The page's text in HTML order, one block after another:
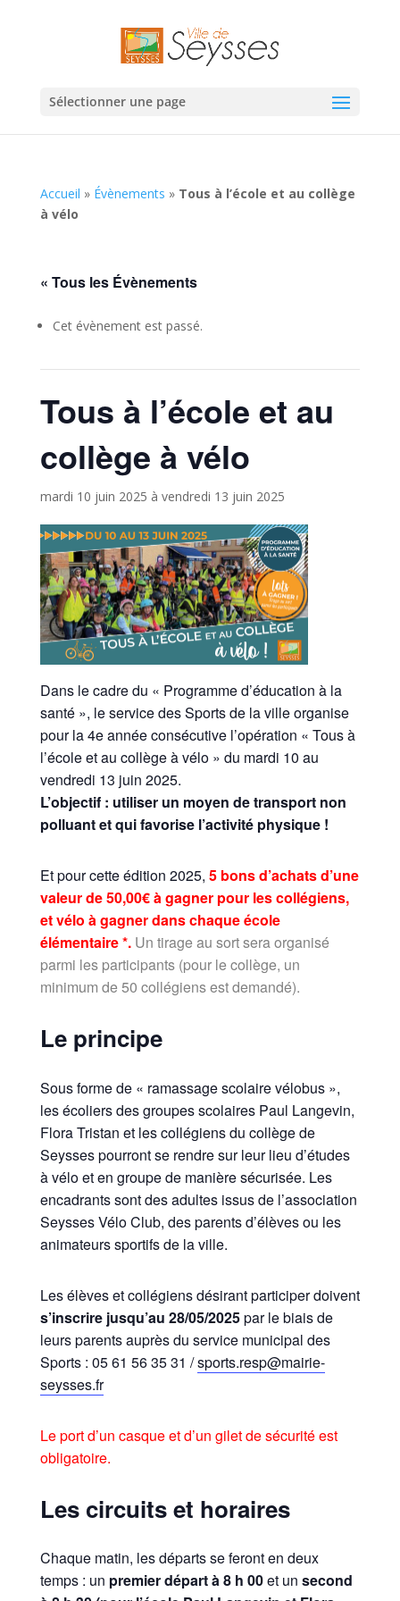
Sélectionner une page
Accueil » Évènements » Tous à l’école et au collège
à vélo
« Tous les Évènements
Cet évènement est passé.
Tous à l’école et au
collège à vélo
mardi 10 juin 2025 à vendredi 13 juin 2025
Dans le cadre du « Programme d’éducation à la
santé », le service des Sports de la ville organise
pour la 4e année consécutive l’opération « Tous à
l’école et au collège à vélo » du mardi 10 au
vendredi 13 juin 2025.
L’objectif : utiliser un moyen de transport non
polluant et qui favorise l’activité physique !
Et pour cette édition 2025, 5 bons d’achats d’une
valeur de 50,00€ à gagner pour les collégiens,
et vélo à gagner dans chaque école
élémentaire *. Un tirage au sort sera organisé
parmi les participants (pour le collège, un
minimum de 50 collégiens est demandé).
Le principe
Sous forme de « ramassage scolaire vélobus »,
les écoliers des groupes scolaires Paul Langevin,
Flora Tristan et les collégiens du collège de
Seysses pourront se rendre sur leur lieu d’études
à vélo et en groupe de manière sécurisée. Les
encadrants sont des adultes issus de l’association
Seysses Vélo Club, des parents d’élèves ou les
animateurs sportifs de la ville.
Les élèves et collégiens désirant participer doivent
s’inscrire jusqu’au 28/05/2025par le biais de
leurs parents auprès du service municipal des
Sports : 05 61 56 35 31 /sports.resp@mairie-
seysses.fr
Le port d’un casque et d’un gilet de sécurité est
obligatoire.
Les circuits et horaires
Chaque matin, les départs se feront en deux
temps : un premier départ à 8 h 00et un second